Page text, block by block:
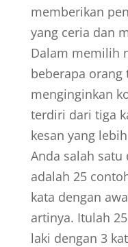
memberikan
yang ceria dan
Dalam memilih
beberapa orang
menginginkan
terdiri dari tiga
kesan yang
Anda salah
adalah 25
kata dengan
artinya. Itulah
laki dengan 3